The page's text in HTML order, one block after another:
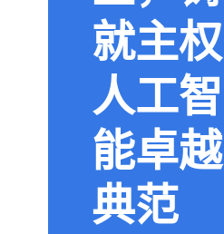
就主权
人工智
能卓越
典范